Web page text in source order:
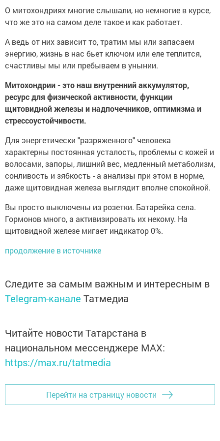
О митохондриях многие слышали, но немногие в курсе,
что же это на самом деле такое и как работает.
А ведь от них зависит то, тратим мы или запасаем
энергию, жизнь в нас бьет ключом или еле теплится,
счастливы мы или пребываем в унынии.
Митохондрии - это наш внутренний аккумулятор,
ресурс для физической активности, функции
щитовидной железы и надпочечников, оптимизма и
стрессоустойчивости.
Для энергетически "разряженного" человека
характерны постоянная усталость, проблемы с кожей и
волосами, запоры, лишний вес, медленный метаболизм,
сонливость и зябкость - а анализы при этом в норме,
даже щитовидная железа выглядит вполне спокойной.
Вы просто выключены из розетки. Батарейка села.
Гормонов много, а активизировать их некому. На
щитовидной железе мигает индикатор 0%.
продолжение в источнике
Следите за самым важным и интересным в
Telegram-канале Татмедиа
Читайте новости Татарстана в
национальном мессенджере MАХ:
https://max.ru/tatmedia
Перейти на страницу новости